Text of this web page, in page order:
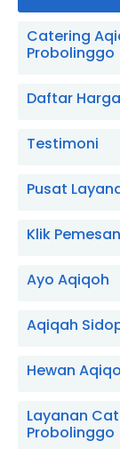
Catering
Probolinggo
Daftar Harga
Testimoni
Pusat
Klik
Ayo Aqiqoh
Aqiqah
Hewan
Layanan
Probolinggo